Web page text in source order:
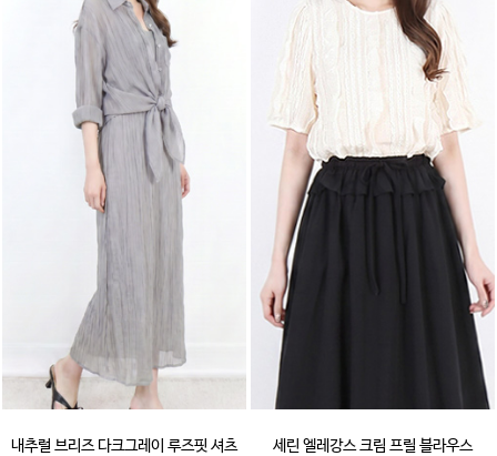
내추럴 브리즈 다크그레이 루즈핏 셔츠
세린 엘레강스 크림 프릴 블라우스